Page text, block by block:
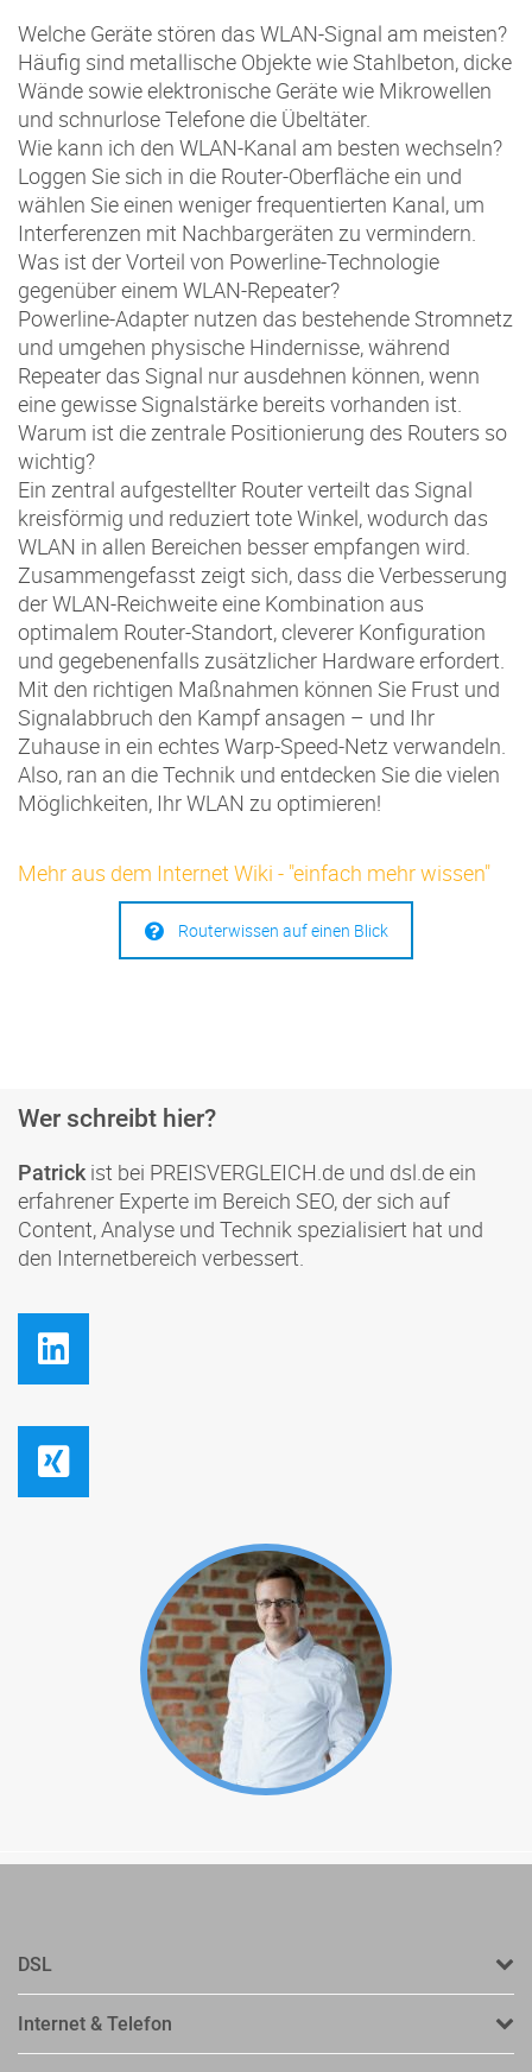
Welche Geräte stören das WLAN-Signal am meisten?
Häufig sind metallische Objekte wie Stahlbeton, dicke
Wände sowie elektronische Geräte wie Mikrowellen
und schnurlose Telefone die Übeltäter.
Wie kann ich den WLAN-Kanal am besten wechseln?
Loggen Sie sich in die Router-Oberfläche ein und
wählen Sie einen weniger frequentierten Kanal, um
Interferenzen mit Nachbargeräten zu vermindern.
Was ist der Vorteil von Powerline-Technologie
gegenüber einem WLAN-Repeater?
Powerline-Adapter nutzen das bestehende Stromnetz
und umgehen physische Hindernisse, während
Repeater das Signal nur ausdehnen können, wenn
eine gewisse Signalstärke bereits vorhanden ist.
Warum ist die zentrale Positionierung des Routers so
wichtig?
Ein zentral aufgestellter Router verteilt das Signal
kreisförmig und reduziert tote Winkel, wodurch das
WLAN in allen Bereichen besser empfangen wird.
Zusammengefasst zeigt sich, dass die Verbesserung
der WLAN-Reichweite eine Kombination aus
optimalem Router-Standort, cleverer Konfiguration
und gegebenenfalls zusätzlicher Hardware erfordert.
Mit den richtigen Maßnahmen können Sie Frust und
Signalabbruch den Kampf ansagen – und Ihr
Zuhause in ein echtes Warp-Speed-Netz verwandeln.
Also, ran an die Technik und entdecken Sie die vielen
Möglichkeiten, Ihr WLAN zu optimieren!
Mehr aus dem Internet Wiki - "einfach mehr wissen"
Routerwissen auf einen Blick
Wer schreibt hier?
Patrickist bei PREISVERGLEICH.de und dsl.de ein
erfahrener Experte im Bereich SEO, der sich auf
Content, Analyse und Technik spezialisiert hat und
den Internetbereich verbessert.
DSL
Internet & Telefon